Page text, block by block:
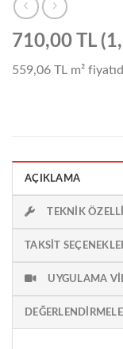
710,00 TL
559,06 TL m²
AÇIKLAMA
TEKNIK
TAKSIT
UYGULAMA